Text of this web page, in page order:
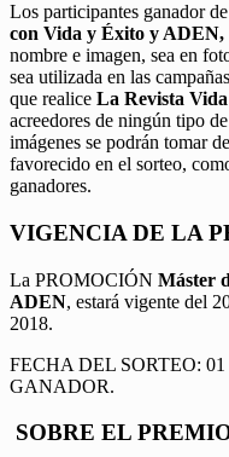
Los participantes ganador
con Vida y Éxito y ADEN,
nombre e imagen, sea en
sea utilizada en las
que realice La Revista
acreedores de ningún tipo
imágenes se podrán tomar
favorecido en el sorteo,
ganadores.
VIGENCIA DE LA
La PROMOCIÓN Máster
ADEN, estará vigente del
2018.
FECHA DEL SORTEO:
GANADOR.
SOBRE EL